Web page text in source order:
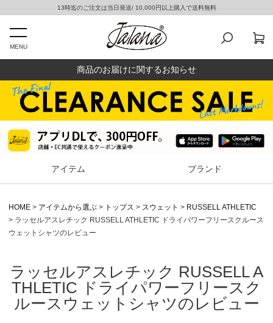
13時迄のご注文は当日発送/ 10,000円以上購入で送料無料
MENU
商品のお届けに関するお知らせ
アイテム ブランド
HOME アイテムから選ぶ トップス スウェット
RUSSELL ATHLETIC
ラッセルアスレチック RUSSELL ATHLETIC ドライパワーフリースクルース
ウェットシャツのレビュー
ラッセルアスレチック RUSSELL A
THLETIC ドライパワーフリースク
ルースウェットシャツのレビュー